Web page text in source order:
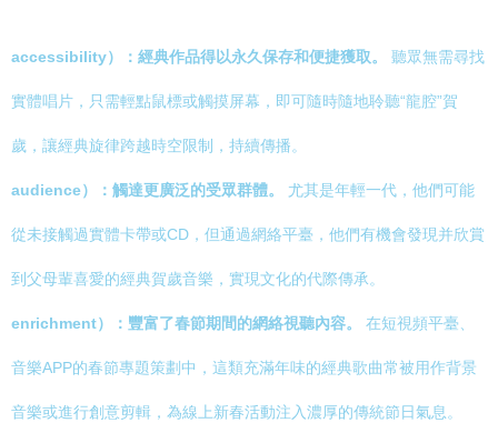
accessibility）：經典作品得以永久保存和便捷獲取。 聽眾無需尋找
實體唱片，只需輕點鼠標或觸摸屏幕，即可隨時隨地聆聽“龍腔”賀
歲，讓經典旋律跨越時空限制，持續傳播。
audience）：觸達更廣泛的受眾群體。 尤其是年輕一代，他們可能
從未接觸過實體卡帶或CD，但通過網絡平臺，他們有機會發現并欣賞
到父母輩喜愛的經典賀歲音樂，實現文化的代際傳承。
enrichment）：豐富了春節期間的網絡視聽內容。 在短視頻平臺、
音樂APP的春節專題策劃中，這類充滿年味的經典歌曲常被用作背景
音樂或進行創意剪輯，為線上新春活動注入濃厚的傳統節日氣息。